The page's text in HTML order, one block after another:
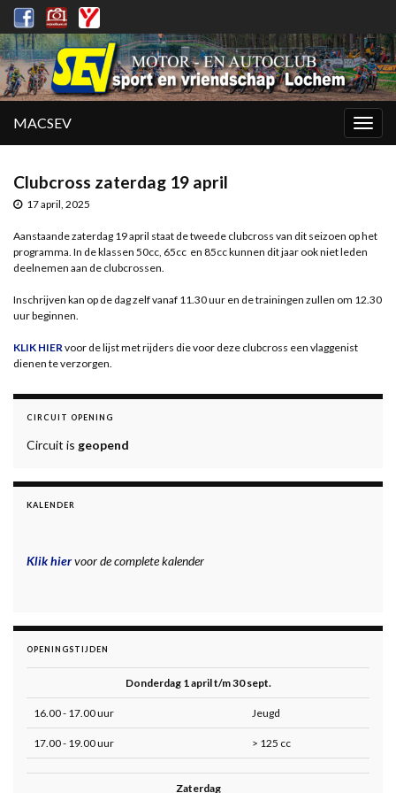
MACSEV
Clubcross zaterdag 19 april
17 april, 2025
Aanstaande zaterdag 19 april staat de tweede clubcross van dit seizoen op het
programma. In de klassen 50cc, 65cc en 85cc kunnen dit jaar ook niet leden
deelnemen aan de clubcrossen.
Inschrijven kan op de dag zelf vanaf 11.30 uur en de trainingen zullen om 12.30
uur beginnen.
KLIK HIER voor de lijst met rijders die voor deze clubcross een vlaggenist
dienen te verzorgen.
CIRCUIT OPENING
Circuit is geopend
KALENDER
Klik hiervoor de complete kalender
OPENINGSTIJDEN
Donderdag 1 april t/m 30 sept.
16.00 - 17.00 uur Jeugd
17.00 - 19.00 uur > 125 cc
Zaterdag